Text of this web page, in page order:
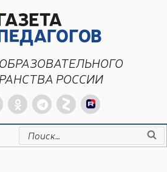
РОССИИ
Искать: